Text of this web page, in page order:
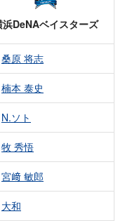
浜DeNAベイスターズ
桑原 将志
楠本 泰史
N.ソト
牧 秀悟
宮﨑 敏郎
大和